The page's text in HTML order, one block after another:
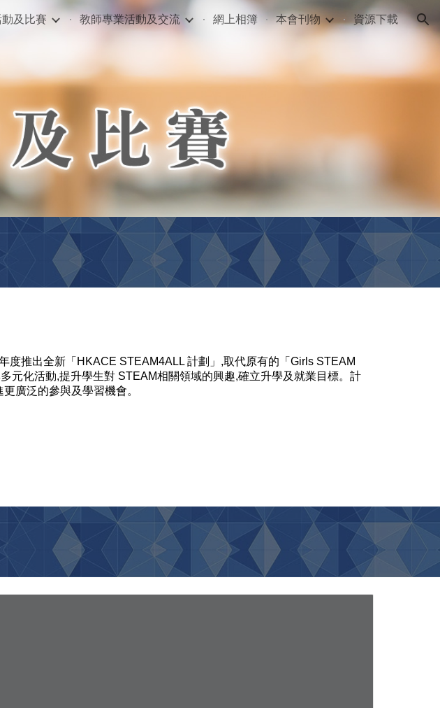
Skip to navigation
及比賽 教師專業活動及交流 網上相簿 本會刊物 資源下載
推出全新「HKACE STEAM4ALL 計劃」,取代原有的「Girls STEAM
元化活動,提升學生對 STEAM相關領域的興趣,確立升學及就業目標。計
廣泛的參與及學習機會。